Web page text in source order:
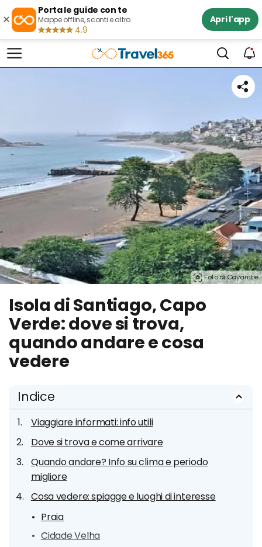
×
Porta le guide con te
Mappe offline, sconti e altro
4.9
Apri l'app
Foto di Cayambe.
Isola di Santiago, Capo
Verde: dove si trova,
quando andare e cosa
vedere
Indice
Viaggiare informati: info utili
Dove si trova e come arrivare
Quando andare? Info su clima e periodo
migliore
Cosa vedere: spiagge e luoghi di interesse
Praia
Cidade Velha